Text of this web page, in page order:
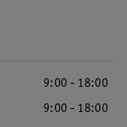
9:00 - 18:00
9:00 - 18:00